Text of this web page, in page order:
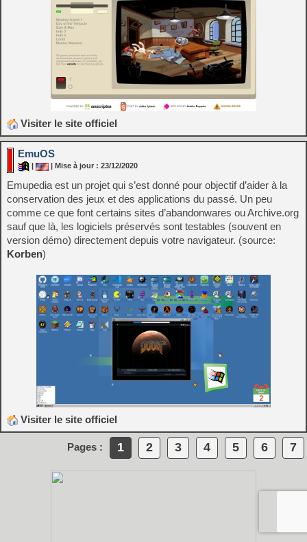
Visiter le site officiel
EmuOS
| Mise à jour : 23/12/2020
Emupedia est un projet qui s’est donné pour objectif d’aider à la
conservation des jeux et des applications du passé. Un peu
comme ce que font certains sites d’abandonwares ou Archive.org
sauf que là, les logiciels préservés sont testables (souvent en
version démo) directement depuis votre navigateur. (source:
Korben)
Visiter le site officiel
Pages : 1 2 3 4 5 6 7